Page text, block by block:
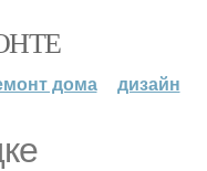
дома дизайн